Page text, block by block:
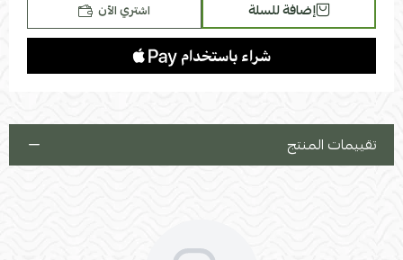
إضافة للسلة اشتري الآن
تقييمات المنتج